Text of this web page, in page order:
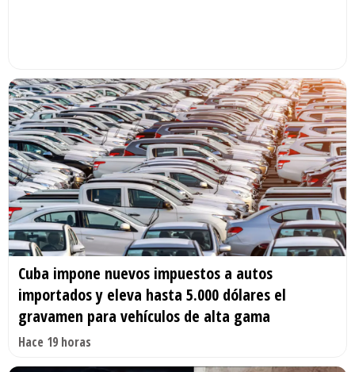
Cuba impone nuevos impuestos a autos
importados y eleva hasta 5.000 dólares el
gravamen para vehículos de alta gama
Hace 19 horas